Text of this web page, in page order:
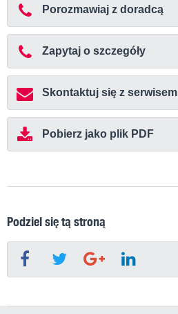
Porozmawiaj z doradcą
Zapytaj o szczegóły
Skontaktuj się z serwisem
Pobierz jako plik PDF
Podziel się tą stroną